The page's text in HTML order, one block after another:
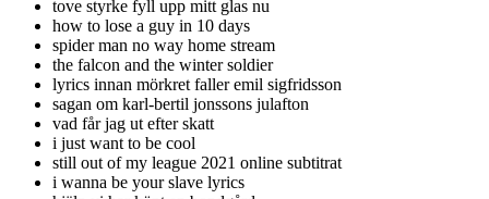
tove styrke fyll upp mitt glas nu
how to lose a guy in 10 days
spider man no way home stream
the falcon and the winter soldier
lyrics innan mörkret faller emil sigfridsson
sagan om karl-bertil jonssons julafton
vad får jag ut efter skatt
i just want to be cool
still out of my league 2021 online subtitrat
i wanna be your slave lyrics